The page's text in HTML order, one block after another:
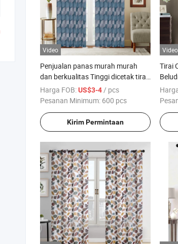
Video
Penjualan panas murah murah
dan berkualitas Tinggi dicetak tirai
jendela Tirai untuk ruang keluarga
Harga FOB:US$3-4/ pcs
Pesanan Minimum: 600 pcs
Kirim Permintaan
Video
Tirai